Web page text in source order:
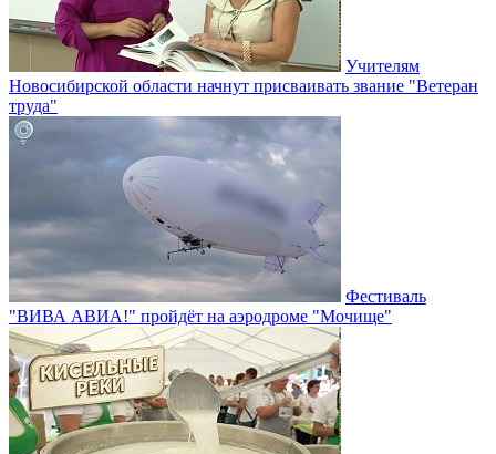
Учителям
Новосибирской области начнут присваивать звание "Ветеран
труда"
Фестиваль
"ВИВА АВИА!" пройдёт на аэродроме "Мочище"